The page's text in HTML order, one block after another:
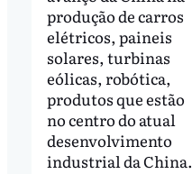
produção de carros
elétricos, paineis
solares, turbinas
eólicas, robótica,
produtos que estão
no centro do atual
desenvolvimento
industrial da China.